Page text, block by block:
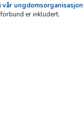
vår ungdomsorganisasjon
er inkludert.